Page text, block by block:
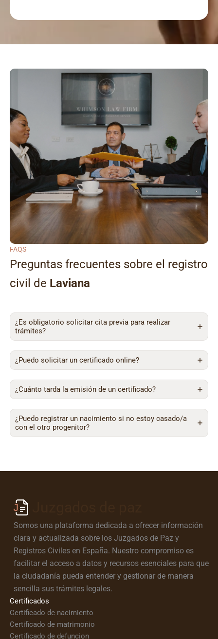
FAQS
Preguntas frecuentes sobre el registro
civil de Laviana
¿Es obligatorio solicitar cita previa para realizar
trámites?
¿Puedo solicitar un certificado online?
¿Cuánto tarda la emisión de un certificado?
¿Puedo registrar un nacimiento si no estoy casado/a
con el otro progenitor?
Somos una plataforma dedicada a ofrecer información
clara y actualizada sobre los Juzgados de Paz y
Registros Civiles en España. Nuestro compromiso es
facilitar el acceso a datos y recursos esenciales para que
la ciudadanía pueda entender y gestionar de manera
sencilla sus trámites legales.
Certificados
Certificado de nacimiento
Certificado de matrimonio
Certificado de defuncion